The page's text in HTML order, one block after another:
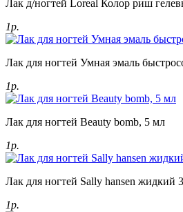
Лак д/ногтей Loreal Колор риш
1р.
Лак для ногтей Умная эмаль
1р.
Лак для ногтей Beauty bomb, 5 мл
1р.
Лак для ногтей Sally hansen жидкий
1р.